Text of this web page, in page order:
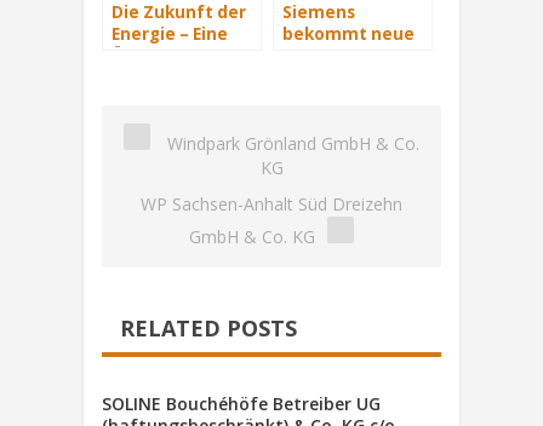
Die Zukunft der
Energie – Eine
Siemens
bekommt neue
Windpark Grönland GmbH & Co.
KG
WP Sachsen-Anhalt Süd Dreizehn
GmbH & Co. KG
RELATED POSTS
SOLINE Bouchéhöfe Betreiber UG